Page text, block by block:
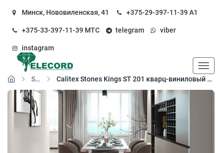
Минск, Нововиленская, 41 +375-29-397-11-39А1
+375-33-397-11-39 МТС telegram viber
instagram
Stones
Calitex Stones Kings ST 201 кварц-виниловый пол замковый (SPC floor)